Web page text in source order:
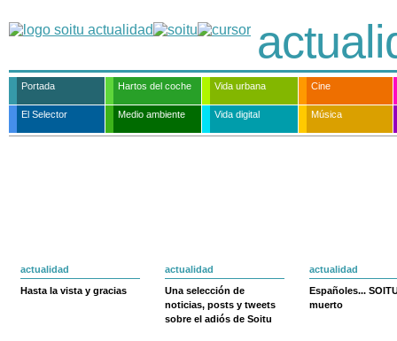
Portada Hartos del coche Vida urbana Cine
El Selector Medio ambiente Vida digital Música
actualidad
Hasta la vista y gracias
actualidad
Una selección de
noticias, posts y tweets
sobre el adiós de Soitu
actualidad
Españoles...
muerto